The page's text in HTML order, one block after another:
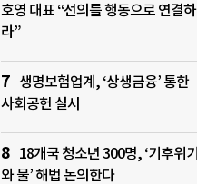
호영 대표 “선의를 행동으로 연결하
라”
생명보험업계, ‘상생금융’ 통한
사회공헌 실시
18개국 청소년 300명, ‘기후위기
와 물’ 해법 논의한다